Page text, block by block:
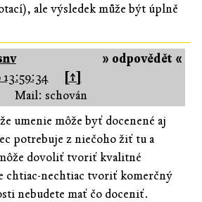
ale výsledek může být úplně
» odpovědět «
13:59:34
[↑]
Mail: schován
umenie môže byť docenené aj
potrebuje z niečoho žiť tu a
dovoliť tvoriť kvalitné
chtiac-nechtiac tvoriť komerčný
nebudete mať čo doceniť.